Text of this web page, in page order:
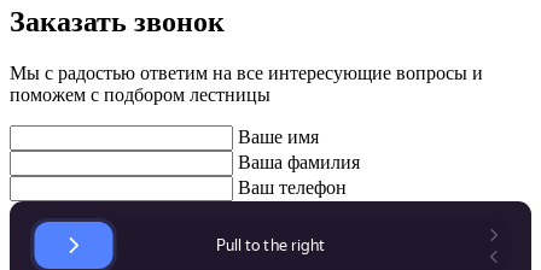
Заказать звонок
Мы с радостью ответим на все интересующие вопросы и
поможем с подбором лестницы
Ваше имя
Ваша фамилия
Ваш телефон